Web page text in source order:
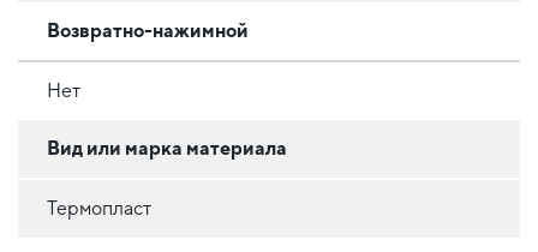
Возвратно-нажимной
Нет
Вид или марка материала
Термопласт